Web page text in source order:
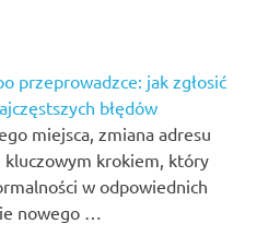
przeprowadzce: jak zgłosić
błędów
miejsca, zmiana adresu
kluczowym krokiem, który
w odpowiednich
nowego …